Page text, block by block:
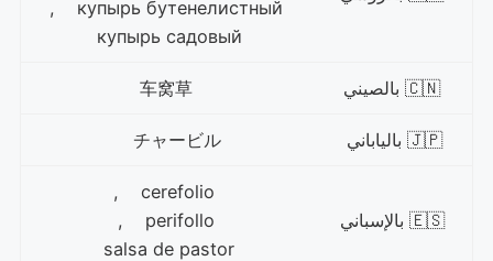
купырь бутенелистный ,
купырь садовый
🇨🇳 بالصيني
🇯🇵 بالياباني
🇪🇸 بالإسباني
perifollo ,
salsa de pastor